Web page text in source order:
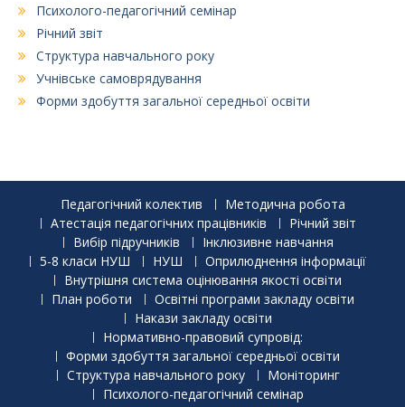
Психолого-педагогічний семінар
Річний звіт
Структура навчального року
Учнівське самоврядування
Форми здобуття загальної середньої освіти
Педагогічний колектив
Методична робота
Атестація педагогічних працівників
Річний звіт
Вибір підручників
Інклюзивне навчання
5-8 класи НУШ
НУШ
Оприлюднення інформації
Внутрішня система оцінювання якості освіти
План роботи
Освітні програми закладу освіти
Накази закладу освіти
Нормативно-правовий супровід:
Форми здобуття загальної середньої освіти
Структура навчального року
Моніторинг
Психолого-педагогічний семінар